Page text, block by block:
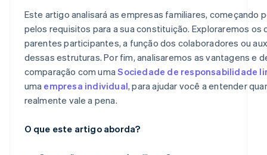
Este artigo analisará as empresas familiares, começando
pelos requisitos para a sua constituição. Exploraremos os
parentes participantes, a função dos colaboradores ou
dessas estruturas. Por fim, analisaremos as vantagens e
comparação com umaSociedade de responsabilidade
uma empresa individual, para ajudar você a entender
realmente vale a pena.
O que este artigo aborda?